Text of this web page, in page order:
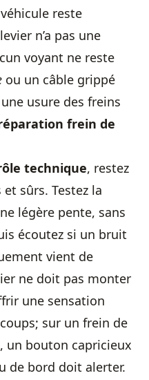
reste
n’a pas une
voyant ne reste
ou un câble grippé
usure des freins
frein de
technique, restez
sûrs. Testez la
légère pente, sans
écoutez si un bruit
vient de
ne doit pas monter
une sensation
sur un frein de
un bouton capricieux
de bord doit alerter.